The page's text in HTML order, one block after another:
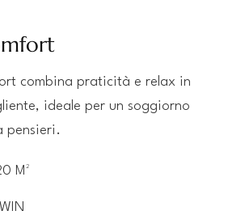
combina praticità e relax in
ideale per un soggiorno
pensieri.
M²